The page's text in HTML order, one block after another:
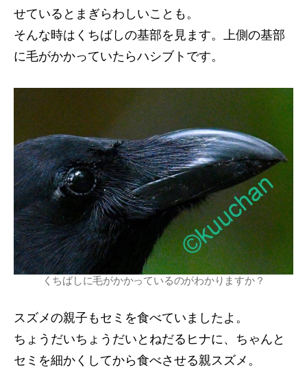
せているとまぎらわしいことも。
そんな時はくちばしの基部を見ます。上側の基部
に毛がかかっていたらハシブトです。
くちばしに毛がかかっているのがわかりますか？
スズメの親子もセミを食べていましたよ。
ちょうだいちょうだいとねだるヒナに、ちゃんと
セミを細かくしてから食べさせる親スズメ。